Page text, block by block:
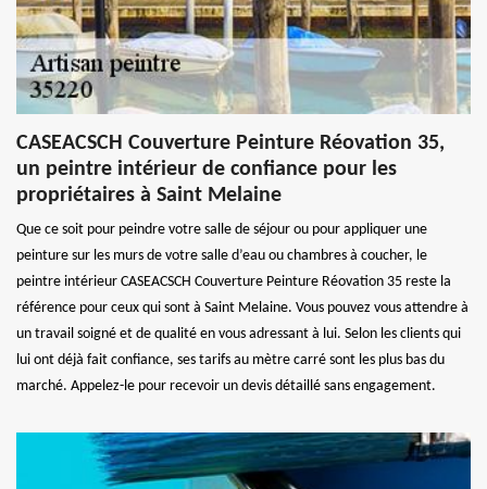
CASEACSCH Couverture Peinture Réovation 35,
un peintre intérieur de confiance pour les
propriétaires à Saint Melaine
Que ce soit pour peindre votre salle de séjour ou pour appliquer une
peinture sur les murs de votre salle d’eau ou chambres à coucher, le
peintre intérieur CASEACSCH Couverture Peinture Réovation 35 reste la
référence pour ceux qui sont à Saint Melaine. Vous pouvez vous attendre à
un travail soigné et de qualité en vous adressant à lui. Selon les clients qui
lui ont déjà fait confiance, ses tarifs au mètre carré sont les plus bas du
marché. Appelez-le pour recevoir un devis détaillé sans engagement.